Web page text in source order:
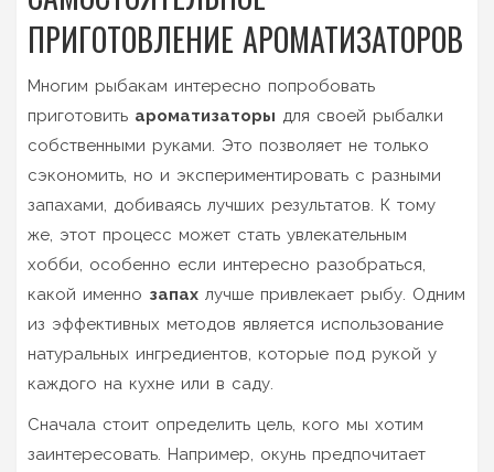
ПРИГОТОВЛЕНИЕ АРОМАТИЗАТОРОВ
Многим рыбакам интересно попробовать
приготовить ароматизаторы для своей рыбалки
собственными руками. Это позволяет не только
сэкономить, но и экспериментировать с разными
запахами, добиваясь лучших результатов. К тому
же, этот процесс может стать увлекательным
хобби, особенно если интересно разобраться,
какой именно запах лучше привлекает рыбу. Одним
из эффективных методов является использование
натуральных ингредиентов, которые под рукой у
каждого на кухне или в саду.
Сначала стоит определить цель, кого мы хотим
заинтересовать. Например, окунь предпочитает